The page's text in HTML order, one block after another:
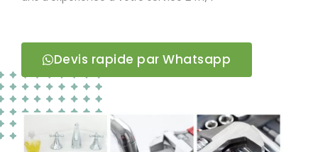
Devis rapide par Whatsapp